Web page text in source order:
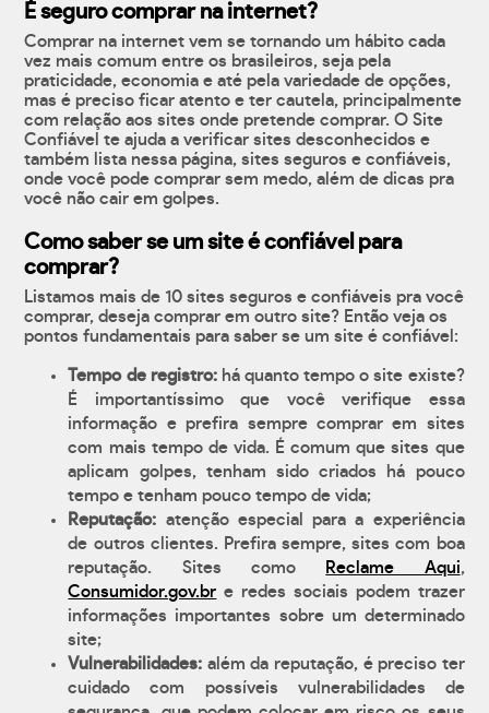
É seguro comprar na internet?
Comprar na internet vem se tornando um hábito cada
vez mais comum entre os brasileiros, seja pela
praticidade, economia e até pela variedade de opções,
mas é preciso ficar atento e ter cautela, principalmente
com relação aos sites onde pretende comprar. O Site
Confiável te ajuda a verificar sites desconhecidos e
também lista nessa página, sites seguros e confiáveis,
onde você pode comprar sem medo, além de dicas pra
você não cair em golpes.
Como saber se um site é confiável para
comprar?
Listamos mais de 10 sites seguros e confiáveis pra você
comprar, deseja comprar em outro site? Então veja os
pontos fundamentais para saber se um site é confiável:
Tempo de registro:há quanto tempo o site existe?
É importantíssimo que você verifique essa
informação e prefira sempre comprar em sites
com mais tempo de vida. É comum que sites que
aplicam golpes, tenham sido criados há pouco
tempo e tenham pouco tempo de vida;
Reputação: atenção especial para a experiência
de outros clientes. Prefira sempre, sites com boa
reputação. Sites como
Reclame Aqui,
Consumidor.gov.br e redes sociais podem trazer
informações importantes sobre um determinado
site;
Vulnerabilidades: além da reputação, é preciso ter
cuidado com possíveis vulnerabilidades de